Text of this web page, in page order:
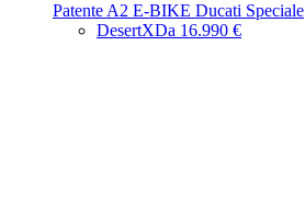
Patente A2 E-BIKE Ducati Speciale
DesertXDa 16.990 €